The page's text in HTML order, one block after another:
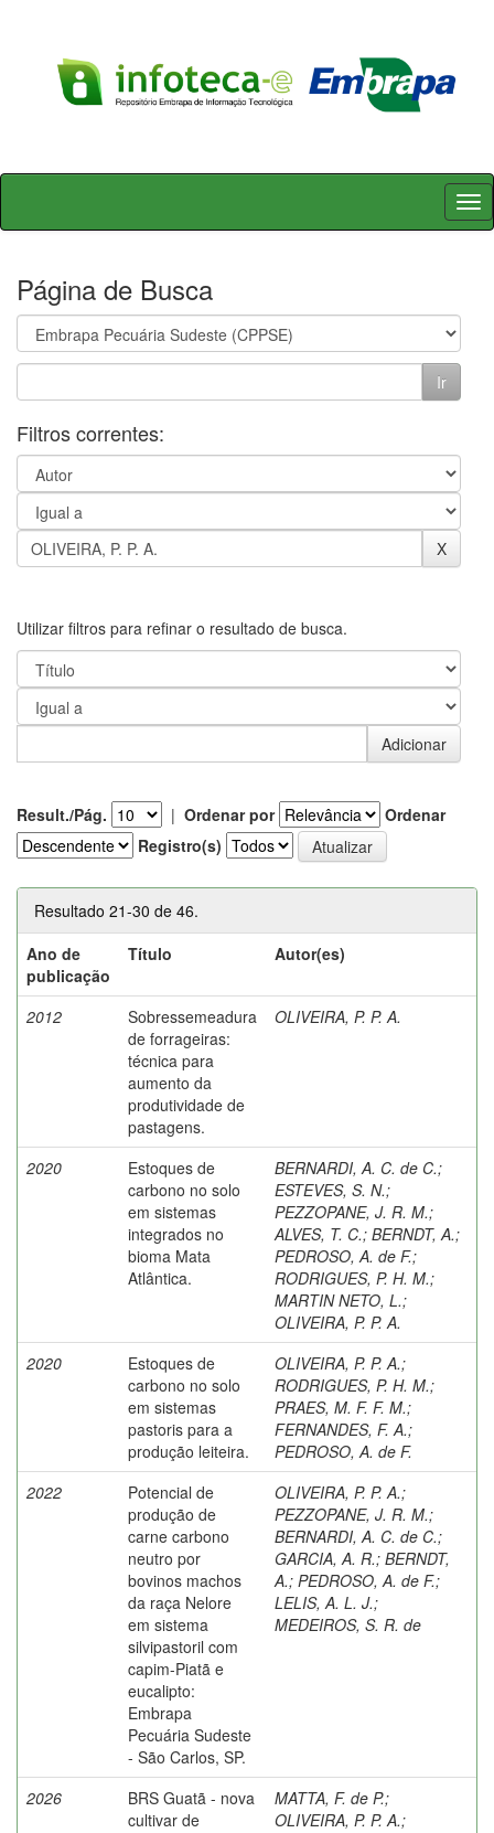
Skip
Página de Busca
Filtros correntes:
Utilizar filtros para refinar o resultado de busca.
Result./Pág. | Ordenar por
Ordenar
Registro(s)
Resultado 21-30 de 46.
Ano de
publicação
Título Autor(es)
2012
Sobressemeadura
de forrageiras:
técnica para
aumento da
produtividade de
pastagens.
OLIVEIRA, P. P. A.
2020
Estoques de
carbono no solo
em sistemas
integrados no
bioma Mata
Atlântica.
BERNARDI, A. C. de C.;
ESTEVES, S. N.;
PEZZOPANE, J. R. M.;
ALVES, T. C.; BERNDT, A.;
PEDROSO, A. de F.;
RODRIGUES, P. H. M.;
MARTIN NETO, L.;
OLIVEIRA, P. P. A.
2020
Estoques de
carbono no solo
em sistemas
pastoris para a
produção leiteira.
OLIVEIRA, P. P. A.;
RODRIGUES, P. H. M.;
PRAES, M. F. F. M.;
FERNANDES, F. A.;
PEDROSO, A. de F.
2022
Potencial de
produção de
carne carbono
neutro por
bovinos machos
da raça Nelore
em sistema
silvipastoril com
capim-Piatã e
eucalipto:
Embrapa
Pecuária Sudeste
- São Carlos, SP.
OLIVEIRA, P. P. A.;
PEZZOPANE, J. R. M.;
BERNARDI, A. C. de C.;
GARCIA, A. R.; BERNDT,
A.; PEDROSO, A. de F.;
LELIS, A. L. J.;
MEDEIROS, S. R. de
2026
BRS Guatã - nova
cultivar de
MATTA, F. de P.;
OLIVEIRA, P. P. A.;